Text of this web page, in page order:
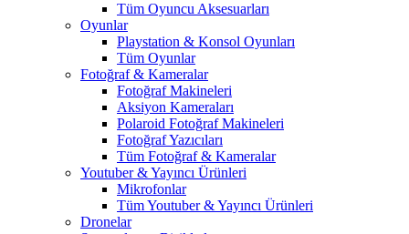
Tüm Oyuncu Aksesuarları
Oyunlar
Playstation & Konsol Oyunları
Tüm Oyunlar
Fotoğraf & Kameralar
Fotoğraf Makineleri
Aksiyon Kameraları
Polaroid Fotoğraf Makineleri
Fotoğraf Yazıcıları
Tüm Fotoğraf & Kameralar
Youtuber & Yayıncı Ürünleri
Mikrofonlar
Tüm Youtuber & Yayıncı Ürünleri
Dronelar